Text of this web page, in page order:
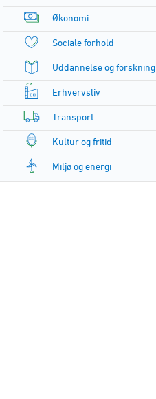
Økonomi
Sociale forhold
Uddannelse og forskning
Erhvervsliv
Transport
Kultur og fritid
Miljø og energi